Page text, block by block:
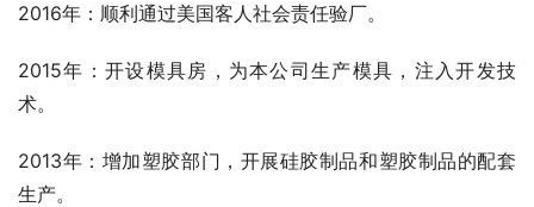
2016年：顺利通过美国客人社会责任验厂。
2015年：开设模具房，为本公司生产模具，注入开发技
术。
2013年：增加塑胶部门，开展硅胶制品和塑胶制品的配套
生产。